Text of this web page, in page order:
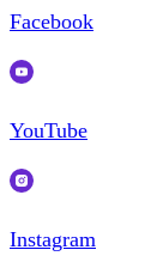
Facebook
YouTube
Instagram